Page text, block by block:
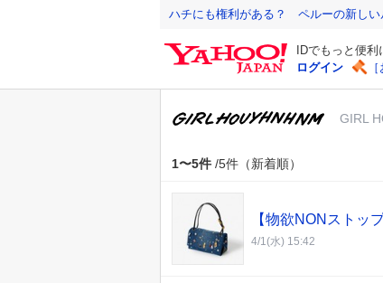
ハチにも権利がある？ ペルーの新しい
IDでもっと便利
ログイン
GIRL
1〜5件 /5件（新着順）
【物欲NONストッ
4/1(水) 15:42